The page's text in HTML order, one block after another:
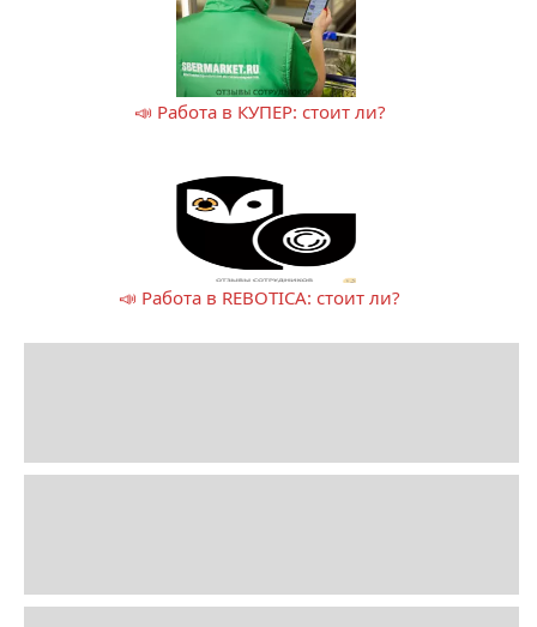
📣 Работа в КУПЕР: стоит ли?
📣 Работа в REBOTICA: стоит ли?